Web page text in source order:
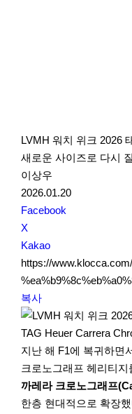
LVMH 워치 위크 2026
새로운 사이즈로 다시
이상우
2026.01.20
S
N
S
S
h
a
r
e
Facebook
X
Kakao
https://
복사
TAG Heuer Carrera
지난 해 F1에 복귀하면
크로노그래프 헤리티
까레라 크로노그래프
한층 현대적으로 확장